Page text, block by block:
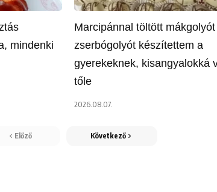
mindenki
Marcipánnal töltött
zserbógolyót készítettem a
gyerekeknek, kisangyalokká
tőle
2026.08.07.
Előző Következő